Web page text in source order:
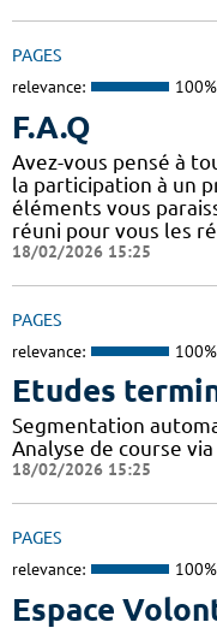
PAGES
relevance: 100%
F.A.Q
Avez-vous pensé à
la participation à un
éléments vous
réuni pour vous les
18/02/2026 15:25
PAGES
relevance: 100%
Etudes
Segmentation
Analyse de course
18/02/2026 15:25
PAGES
relevance: 100%
Espace